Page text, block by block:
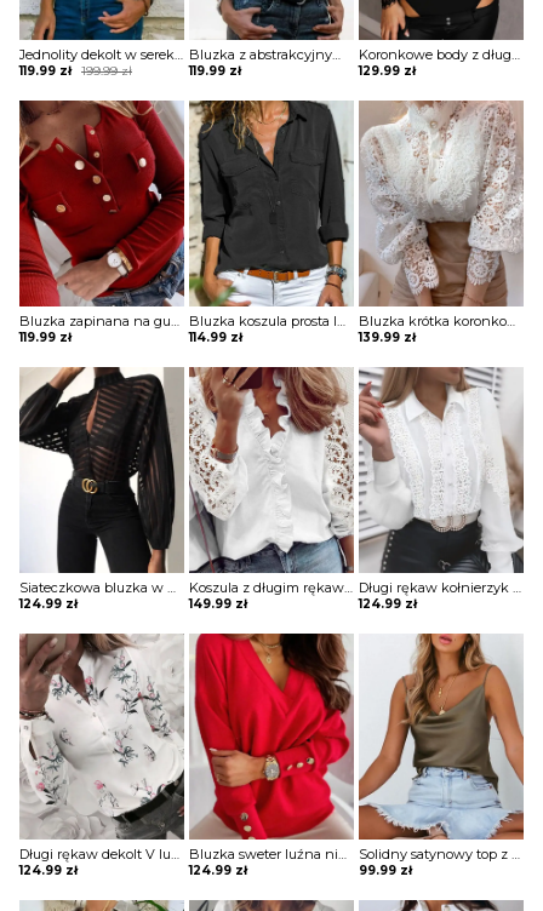
Jednolity dekolt w serek bez rękawów casual tops bluzka Porsha
199.99zł
Original
was:
199.99 zł.
119.99 zł
Current
is:
119.99 zł.
Bluzka z abstrakcyjnym nadrukiem na suwak Kim
119.99 zł
Koronkowe body z długimi rękawami Shasta
129.99 zł
Bluzka zapinana na guziki z długim rękawem Dimitrijka
119.99 zł
Bluzka koszula prosta luźna na guziki kołnierz długi prosty rękaw mankiet kieszenie Veva
114.99 zł
Bluzka krótka koronkowa bez dekoltu na guziki golf długie bufiaste prześwitujące koronkowe rękawy Clair
139.99 zł
Siateczkowa bluzka w paski z dziurką przodu Zoia
124.99 zł
Koszula z długim rękawem w jednolitym kolorze koronką i falbaną bluzka Mona
149.99 zł
Długi rękaw kołnierzyk rozpinana guziki koronka pasy bluzka elegancka impreza do pracy koszula bluzka Maxima
124.99 zł
Długi rękaw dekolt V luźna guziki kwiaty grafika mankiety na co dzień koszula top bluzka Dannie
124.99 zł
Bluzka sweter luźna niewielki V dekolt długie luźne rękawy odzobne guziki Gunmala
124.99 zł
Solidny satynowy top z dekoltem w szpic bluzka Neziha
99.99 zł